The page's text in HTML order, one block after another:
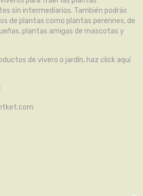
sin intermediarios. También podrás
de plantas como plantas perennes, de
plantas amigas de mascotas y
de vivero o jardín, haz click aquí